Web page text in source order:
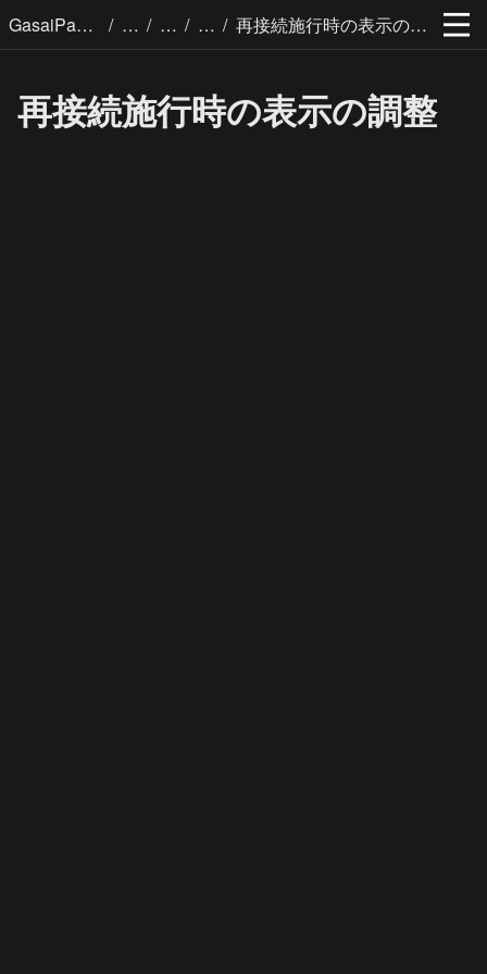
GasaiPages / / / / 再接続施行時の表示の調整
再接続施行時の表示の調整